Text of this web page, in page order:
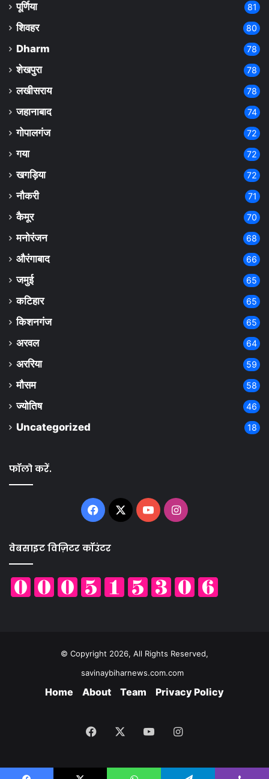
पूर्णिया 81
शिवहर 80
Dharm 78
शेखपुरा 78
लखीसराय 78
जहानाबाद 74
गोपालगंज 72
गया 72
खगड़िया 72
नौकरी 71
कैमूर 70
मनोरंजन 68
औरंगाबाद 66
जमुई 65
कटिहार 65
किशनगंज 65
अरवल 64
अररिया 59
मौसम 58
ज्योतिष 46
Uncategorized 18
फॉलो करें.
Facebook
X YouTubeInstagram
वेबसाइट विज़िटर कॉउंटर
© Copyright 2026, All Rights Reserved,
savinaybiharnews.com.com
Home About Team Privacy Policy
Facebook YouTubeInstagram